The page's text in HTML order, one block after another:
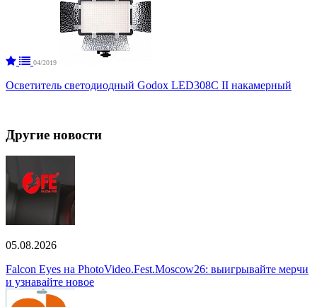
04/2019
Осветитель светодиодный Godox LED308C II накамерный
Другие новости
05.08.2026
Falcon Eyes на PhotoVideo.Fest.Moscow26: выигрывайте мерчи
и узнавайте новое